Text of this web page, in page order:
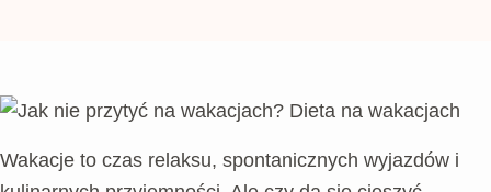
Wakacje to czas relaksu, spontanicznych wyjazdów i